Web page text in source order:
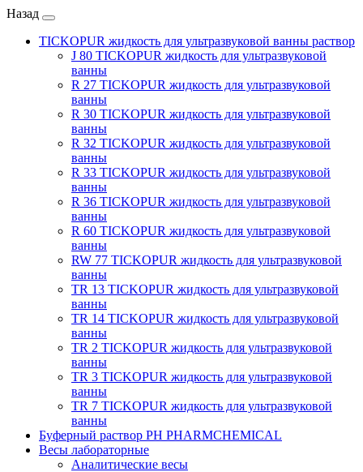
Назад
TICKOPUR жидкость для ультразвуковой ванны раствор
J 80 TICKOPUR жидкость для ультразвуковой
ванны
R 27 TICKOPUR жидкость для ультразвуковой
ванны
R 30 TICKOPUR жидкость для ультразвуковой
ванны
R 32 TICKOPUR жидкость для ультразвуковой
ванны
R 33 TICKOPUR жидкость для ультразвуковой
ванны
R 36 TICKOPUR жидкость для ультразвуковой
ванны
R 60 TICKOPUR жидкость для ультразвуковой
ванны
RW 77 TICKOPUR жидкость для ультразвуковой
ванны
TR 13 TICKOPUR жидкость для ультразвуковой
ванны
TR 14 TICKOPUR жидкость для ультразвуковой
ванны
TR 2 TICKOPUR жидкость для ультразвуковой
ванны
TR 3 TICKOPUR жидкость для ультразвуковой
ванны
TR 7 TICKOPUR жидкость для ультразвуковой
ванны
Буферный раствор PH PHARMCHEMICAL
Весы лабораторные
Аналитические весы